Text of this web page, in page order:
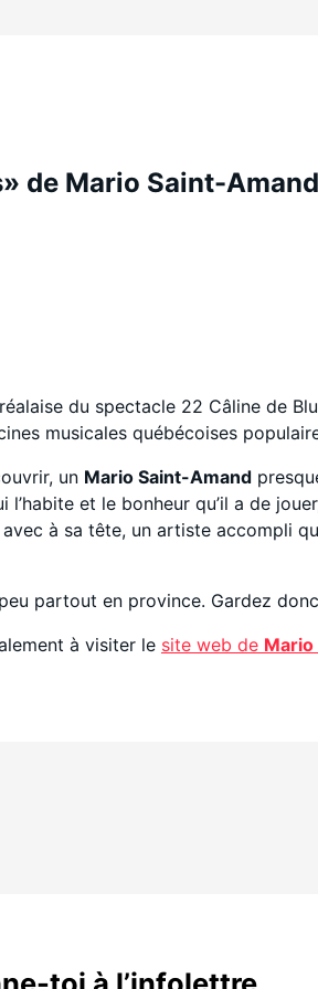
de Mario Saint-Amand
du spectacle 22 Câline de
musicales québécoises
un Mario Saint-Amand
et le bonheur qu’il a de
à sa tête, un artiste accompli
partout en province. Gardez
à visiter le site web de